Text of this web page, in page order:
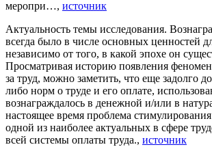
меропри…, источник
Актуальность темы исследования.
всегда было в числе основных ценностей
независимо от того, в какой эпохе он
Просматривая историю появления
за труд, можно заметить, что еще задолго
либо норм о труде и его оплате,
вознаграждалось в денежной и/или в
настоящее время проблема стимулирования
одной из наиболее актуальных в сфере
всей системы оплаты труда., источник